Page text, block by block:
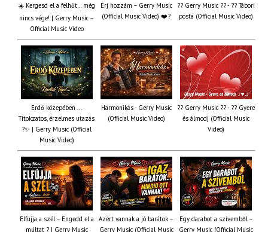
☀️ Kergesd el a felhőt… még
nincs vége! | Gerry Music –
Official Music Video
Érj hozzám – Gerry Music
(Official Music Video) ❤️?
?? Gerry Music ?? - ?? Tábori
posta (Official Music Video)
Erdő közepében ...
Titokzatos, érzelmes utazás
?✨ | Gerry Music (Official
Music Video)
Harmonikás - Gerry Music
(Official Music Video)
?? Gerry Music ?? - ?? Gyere
és álmodj (Official Music
Video)
Elfújja a szél – Engedd el a
múltat ? | Gerry Music
Azért vannak a jó barátok –
Gerry Music (Official Music
Egy darabot a szívemből –
Gerry Music (Official Music